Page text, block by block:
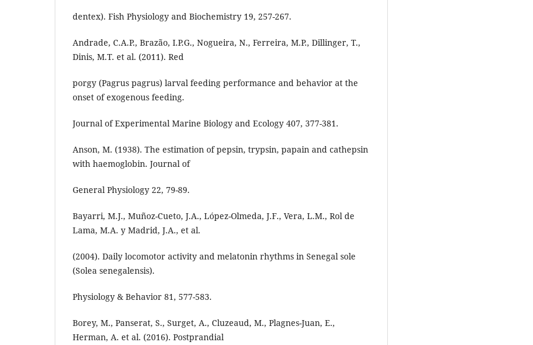
dentex). Fish Physiology and Biochemistry 19, 257-267.
Andrade, C.A.P., Brazão, I.P.G., Nogueira, N., Ferreira, M.P., Dillinger, T.,
Dinis, M.T. et al. (2011). Red
porgy (Pagrus pagrus) larval feeding performance and behavior at the
onset of exogenous feeding.
Journal of Experimental Marine Biology and Ecology 407, 377-381.
Anson, M. (1938). The estimation of pepsin, trypsin, papain and cathepsin
with haemoglobin. Journal of
General Physiology 22, 79-89.
Bayarri, M.J., Muñoz-Cueto, J.A., López-Olmeda, J.F., Vera, L.M., Rol de
Lama, M.A. y Madrid, J.A., et al.
(2004). Daily locomotor activity and melatonin rhythms in Senegal sole
(Solea senegalensis).
Physiology & Behavior 81, 577-583.
Borey, M., Panserat, S., Surget, A., Cluzeaud, M., Plagnes-Juan, E.,
Herman, A. et al. (2016). Postprandial